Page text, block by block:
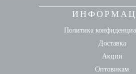
Политика
Доставка
Акции
Оптовикам